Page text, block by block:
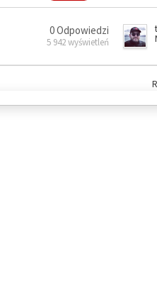
0 Odpowiedzi
5 942 wyświetleń